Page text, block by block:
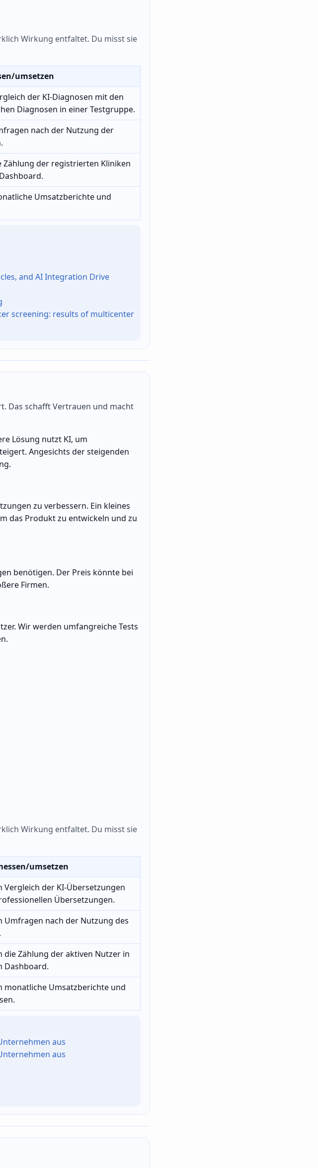
Wirkung entfaltet. Du misst sie
umsetzen
der KI-Diagnosen mit den
Diagnosen in einer Testgruppe.
nach der Nutzung der
Zählung der registrierten Kliniken
Umsatzberichte und
and AI Integration Drive
screening: results of multicenter
Das schafft Vertrauen und macht
Lösung nutzt KI, um
Angesichts der steigenden
zu verbessern. Ein kleines
das Produkt zu entwickeln und zu
benötigen. Der Preis könnte bei
Firmen.
Wir werden umfangreiche Tests
Wirkung entfaltet. Du misst sie
umsetzen
Vergleich der KI-Übersetzungen
Übersetzungen.
Umfragen nach der Nutzung des
die Zählung der aktiven Nutzer in
Dashboard.
monatliche Umsatzberichte und
aus
aus